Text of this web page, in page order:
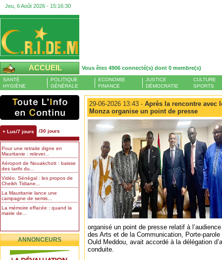
Jeu, 6 Août 2026 - 15:16:31
ACCUEIL Vous êtes 4906 connecté(s) dont 0 membre(s)
SANTÉ
HYGIÈNE
POLITIQUE
GÉNÉRALE
ECONOMIE
FINANCE
JUSTICE
DÉMOCRATIE
CULTURE
SPORTS
+ Lus/7 jours /30 jours
Pour une retraite digne en
Mauritanie : relever...
Aéroport de Nouakchott : baisse
des tarifs du...
Vidéo. Sénégal : les propos de
Cheikh Tidiane...
La Mauritanie lance une
campagne de semis...
La mémoire effacée : quand la
mairie de...
ANNONCEURS
29-06-2026 13:43 - Après la rencontre avec
Monza organise un point de presse
organisé un point de presse relatif à
des Arts et de la Communication, Porte-
Ould Meddou, avait accordé à la délégation
conduite.